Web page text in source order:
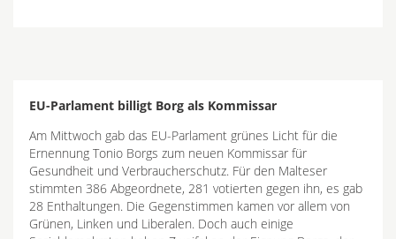
EU-Parlament billigt Borg als Kommissar
Am Mittwoch gab das EU-Parlament grünes Licht für die
Ernennung Tonio Borgs zum neuen Kommissar für
Gesundheit und Verbraucherschutz. Für den Malteser
stimmten 386 Abgeordnete, 281 votierten gegen ihn, es gab
28 Enthaltungen. Die Gegenstimmen kamen vor allem von
Grünen, Linken und Liberalen. Doch auch einige